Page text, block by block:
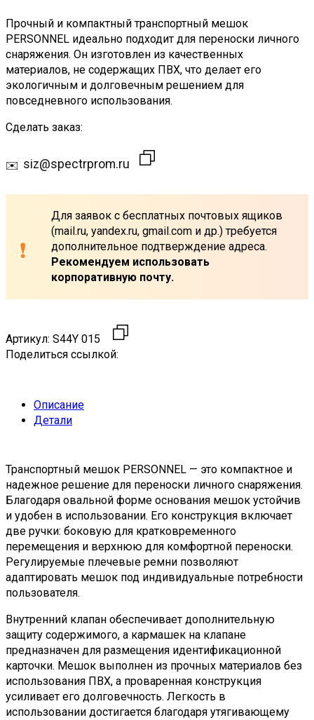
Прочный и компактный транспортный мешок
PERSONNEL идеально подходит для переноски личного
снаряжения. Он изготовлен из качественных
материалов, не содержащих ПВХ, что делает его
экологичным и долговечным решением для
повседневного использования.
Сделать заказ:
siz@spectrprom.ru
Для заявок с бесплатных почтовых ящиков
(mail.ru, yandex.ru, gmail.com и др.) требуется
дополнительное подтверждение адреса.
Рекомендуем использовать
корпоративную почту.
Артикул: S44Y 015
Поделиться ссылкой:
Описание
Детали
Транспортный мешок PERSONNEL — это компактное и
надежное решение для переноски личного снаряжения.
Благодаря овальной форме основания мешок устойчив
и удобен в использовании. Его конструкция включает
две ручки: боковую для кратковременного
перемещения и верхнюю для комфортной переноски.
Регулируемые плечевые ремни позволяют
адаптировать мешок под индивидуальные потребности
пользователя.
Внутренний клапан обеспечивает дополнительную
защиту содержимого, а кармашек на клапане
предназначен для размещения идентификационной
карточки. Мешок выполнен из прочных материалов без
использования ПВХ, а проваренная конструкция
усиливает его долговечность. Легкость в
использовании достигается благодаря утягивающему